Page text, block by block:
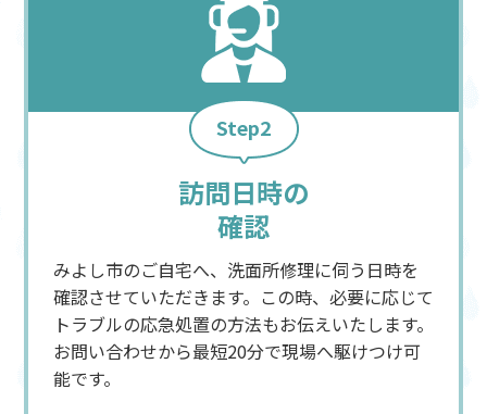
Step2
訪問日時の
確認
みよし市のご自宅へ、洗面所修理に伺う日時を
確認させていただきます。この時、必要に応じて
トラブルの応急処置の方法もお伝えいたします。
お問い合わせから最短20分で現場へ駆けつけ可
能です。